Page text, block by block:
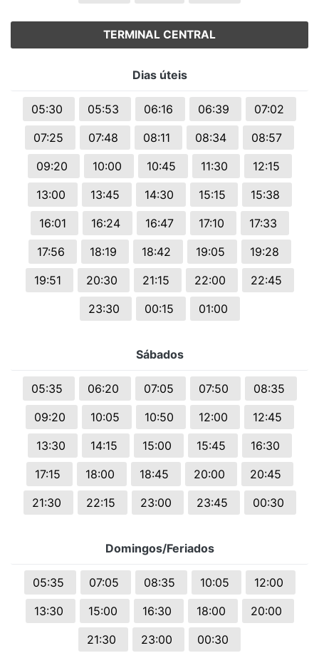
TERMINAL CENTRAL
Dias úteis
05:30 05:53 06:16 06:39
07:02
07:25
07:48 08:11 08:34
08:57
09:20
10:00 10:45 11:30
12:15
13:00
13:45 14:30 15:15
15:38
16:01
16:24 16:47 17:10
17:33
17:56
18:19 18:42 19:05
19:28
19:51
20:30 21:15 22:00
22:45
23:30
00:15 01:00
Sábados
05:35 06:20 07:05 07:50
08:35
09:20
10:05 10:50 12:00
12:45
13:30
14:15 15:00 15:45
16:30
17:15
18:00 18:45 20:00
20:45
21:30
22:15 23:00 23:45 00:30
Domingos/Feriados
05:35 07:05 08:35 10:05
12:00
13:30
15:00 16:30 18:00
20:00
21:30
23:00 00:30